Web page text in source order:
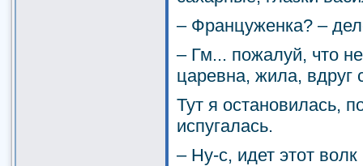
– Француженка? –
– Гм... пожалуй, что
царевна, жила, вдруг
Тут я остановилась,
испугалась.
– Ну-с, идет этот